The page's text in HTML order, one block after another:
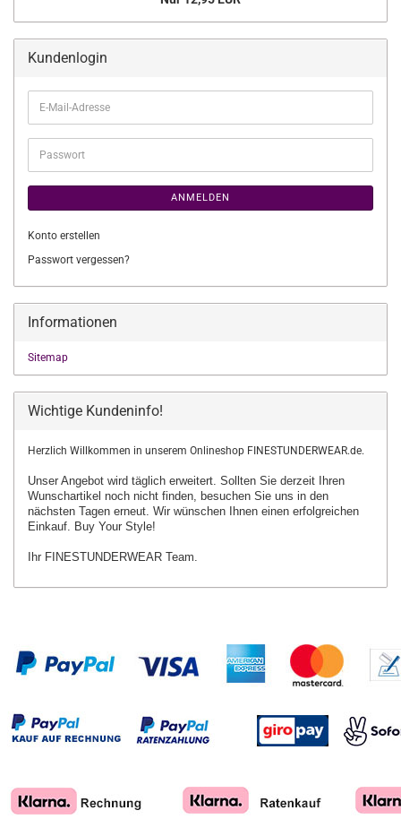
Kundenlogin
E-
Mail-
Adresse
Passwort
ANMELDEN
Konto erstellen
Passwort vergessen?
Informationen
Sitemap
Wichtige Kundeninfo!
Herzlich Willkommen in unserem Onlineshop FINESTUNDERWEAR.de.
Unser Angebot wird täglich erweitert. Sollten Sie derzeit Ihren
Wunschartikel noch nicht finden, besuchen Sie uns in den
nächsten Tagen erneut. Wir wünschen Ihnen einen erfolgreichen
Einkauf. Buy Your Style!
Ihr FINESTUNDERWEAR Team.